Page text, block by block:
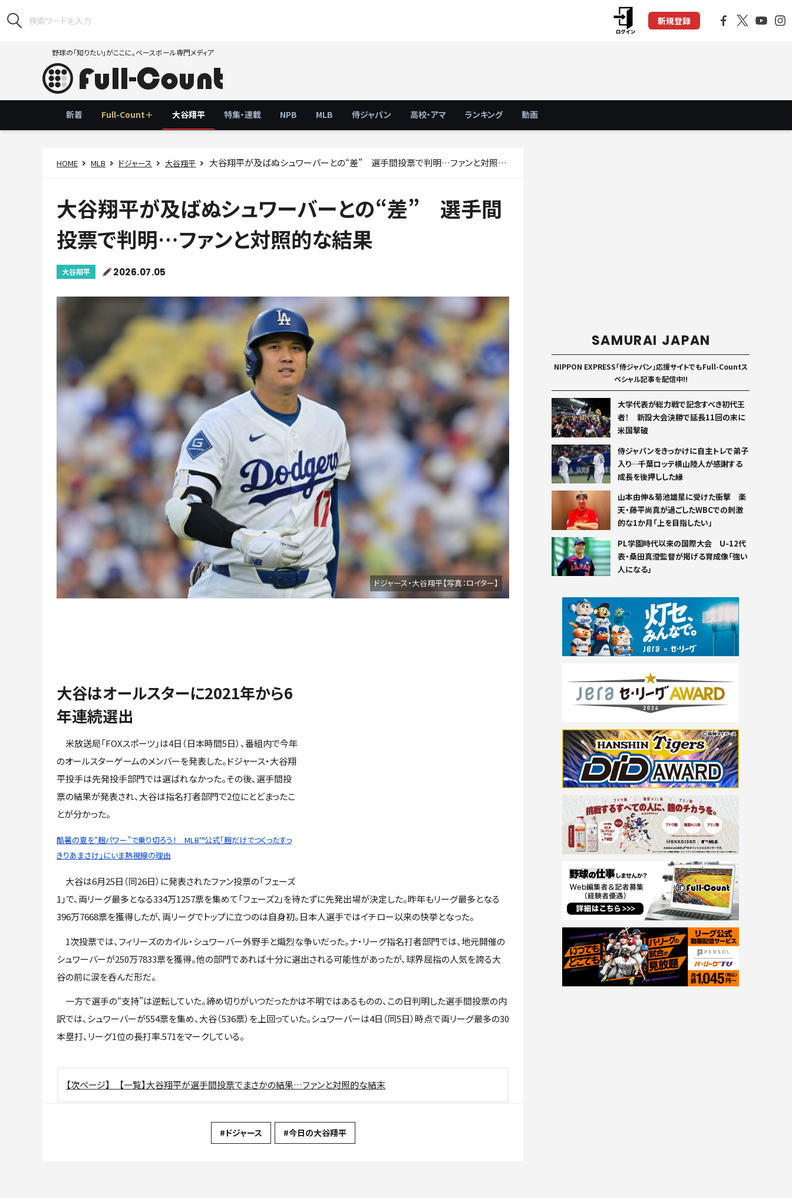
新規登録
野球の「知りたい」がここに。ベースボール専門メディア
新着 Full-Count＋ 大谷翔平 特集・連載 NPB MLB 侍ジャパン 高校・アマ ランキング 動画
HOME MLB ドジャース 大谷翔平 大谷翔平が及ばぬシュワーバーとの“差” 選手間投票で判明…ファンと対照的な結果
大谷翔平が及ばぬシュワーバーとの“差” 選手間
投票で判明…ファンと対照的な結果
大谷翔平 2026.07.05
ドジャース・大谷翔平【写真：ロイター】
大谷はオールスターに2021年から6
年連続選出
米放送局「FOXスポーツ」は4日（日本時間5日）、番組内で今年
のオールスターゲームのメンバーを発表した。ドジャース・大谷翔
平投手は先発投手部門では選ばれなかった。その後、選手間投
票の結果が発表され、大谷は指名打者部門で2位にとどまったこ
とが分かった。
酷暑の夏を“麹パワー”で乗り切ろう！ MLB™公式「麹だけでつくったすっ
きりあまさけ」にいま熱視線の理由
大谷は6月25日（同26日）に発表されたファン投票の「フェーズ
1」で、両リーグ最多となる334万1257票を集めて「フェーズ2」を待たずに先発出場が決定した。昨年もリーグ最多となる
396万7668票を獲得したが、両リーグでトップに立つのは自身初。日本人選手ではイチロー以来の快挙となった。
1次投票では、フィリーズのカイル・シュワーバー外野手と熾烈な争いだった。ナ・リーグ指名打者部門では、地元開催の
シュワーバーが250万7833票を獲得。他の部門であれば十分に選出される可能性があったが、球界屈指の人気を誇る大
谷の前に涙を呑んだ形だ。
一方で選手の“支持”は逆転していた。締め切りがいつだったかは不明ではあるものの、この日判明した選手間投票の内
訳では、シュワーバーが554票を集め、大谷（536票）を上回っていた。シュワーバーは4日（同5日）時点で両リーグ最多の30
本塁打、リーグ1位の長打率.571をマークしている。
【一覧】大谷翔平が選手間投票でまさかの結果…ファンと対照的な結末
#ドジャース #今日の大谷翔平
SAMURAI JAPAN
NIPPON EXPRESS「侍ジャパン」応援サイトでもFull-Countス
ペシャル記事を配信中!!
大学代表が総力戦で記念すべき初代王
者！ 新設大会決勝で延長11回の末に
米国撃破
侍ジャパンをきっかけに自主トレで弟子
入り…千葉ロッテ横山陸人が感謝する
成長を後押しした縁
山本由伸＆菊池雄星に受けた衝撃 楽
天・藤平尚真が過ごしたWBCでの刺激
的な1か月「上を目指したい」
PL学園時代以来の国際大会 U-12代
表・桑田真澄監督が掲げる育成像「強い
人になる」